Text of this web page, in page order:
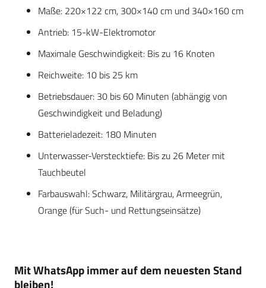
Maße: 220×122 cm, 300×140 cm und 340×160 cm
Antrieb: 15-kW-Elektromotor
Maximale Geschwindigkeit: Bis zu 16 Knoten
Reichweite: 10 bis 25 km
Betriebsdauer: 30 bis 60 Minuten (abhängig von
Geschwindigkeit und Beladung)
Batterieladezeit: 180 Minuten
Unterwasser-Verstecktiefe: Bis zu 26 Meter mit
Tauchbeutel
Farbauswahl: Schwarz, Militärgrau, Armeegrün,
Orange (für Such- und Rettungseinsätze)
Mit WhatsApp immer auf dem neuesten Stand
bleiben!